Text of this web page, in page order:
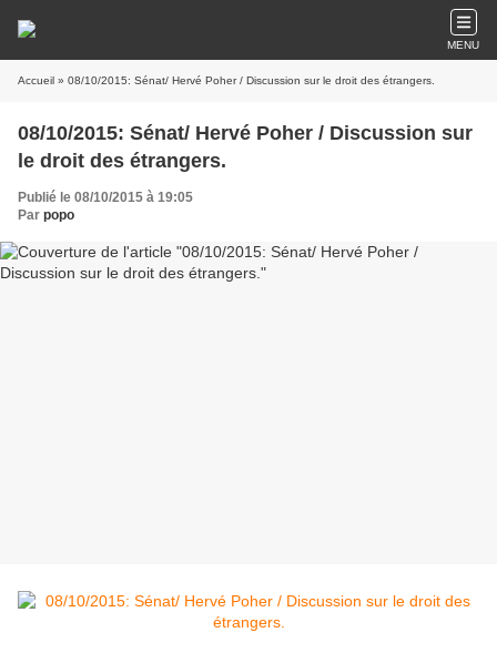
MENU
Accueil » 08/10/2015: Sénat/ Hervé Poher / Discussion sur le droit des étrangers.
08/10/2015: Sénat/ Hervé Poher / Discussion sur
le droit des étrangers.
Publié le 08/10/2015 à 19:05
Par popo